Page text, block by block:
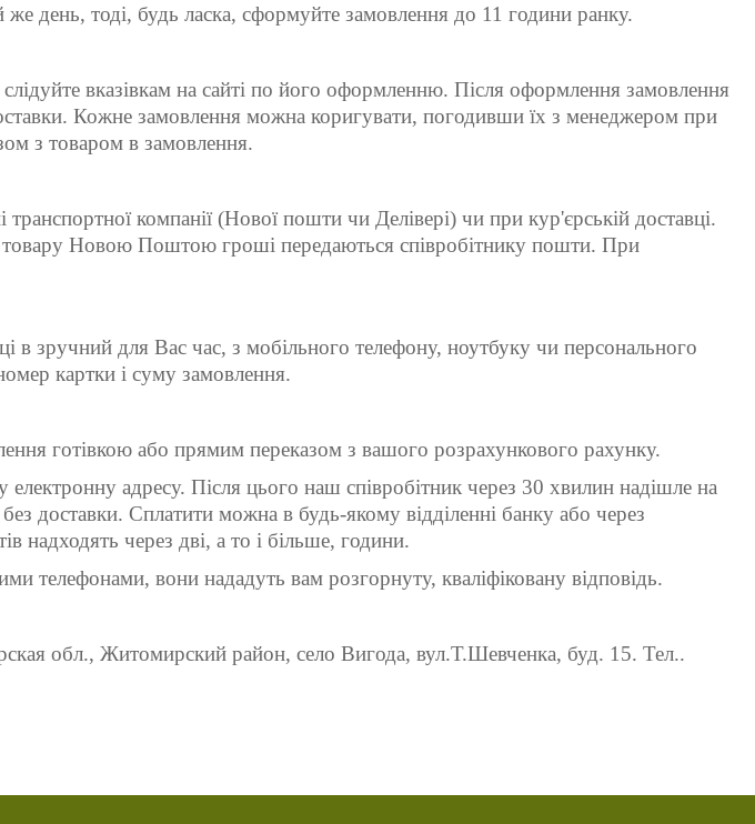
день, тоді, будь ласка, сформуйте замовлення до 11 години ранку.
вказівкам на сайті по його оформленню. Після оформлення замовлення
Кожне замовлення можна коригувати, погодивши їх з менеджером при
з товаром в замовлення.
компанії (Нової пошти чи Делівері) чи при кур'єрській доставці.
Новою Поштою гроші передаються співробітнику пошти. При
в зручний для Вас час, з мобільного телефону, ноутбуку чи персонального
картки і суму замовлення.
готівкою або прямим переказом з вашого розрахункового рахунку.
адресу. Після цього наш співробітник через 30 хвилин надішле на
доставки. Сплатити можна в будь-якому відділенні банку або через
надходять через дві, а то і більше, години.
телефонами, вони нададуть вам розгорнуту, кваліфіковану відповідь.
обл., Житомирский район, село Вигода, вул.Т.Шевченка, буд. 15. Тел..